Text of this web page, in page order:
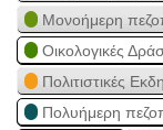
Μονοήμερη
Οικολογικές
Πολιτιστικές
Πολυήμερη